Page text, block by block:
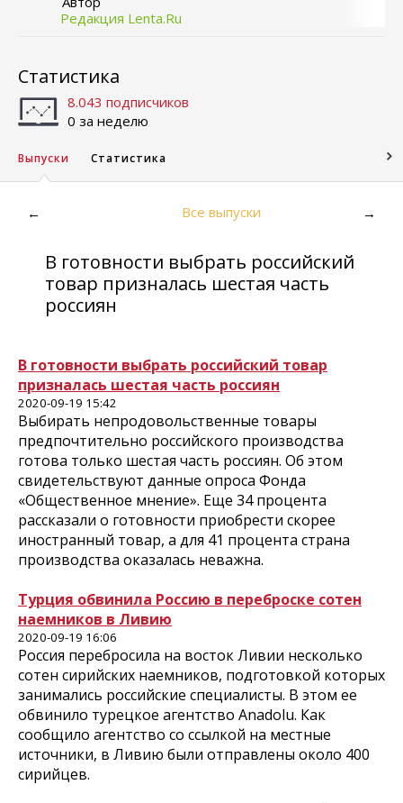
Редакция Lenta.Ru
Статистика
8.043 подписчиков
0 за неделю
Выпуски Статистика
← Все выпуски →
В готовности выбрать российский
товар призналась шестая часть
россиян
В готовности выбрать российский товар
призналась шестая часть россиян
2020-09-19 15:42
Выбирать непродовольственные товары
предпочтительно российского производства
готова только шестая часть россиян. Об этом
свидетельствуют данные опроса Фонда
«Общественное мнение». Еще 34 процента
рассказали о готовности приобрести скорее
иностранный товар, а для 41 процента страна
производства оказалась неважна.
Турция обвинила Россию в переброске сотен
наемников в Ливию
2020-09-19 16:06
Россия перебросила на восток Ливии несколько
сотен сирийских наемников, подготовкой которых
занимались российские специалисты. В этом ее
обвинило турецкое агентство Anadolu. Как
сообщило агентство со ссылкой на местные
источники, в Ливию были отправлены около 400
сирийцев.